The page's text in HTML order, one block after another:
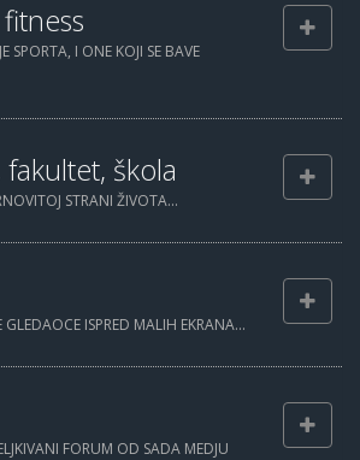
SPORTA, I ONE KOJI SE BAVE
fakultet, škola
STRANI ŽIVOTA...
GLEDAOCE ISPRED MALIH EKRANA...
FORUM OD SADA MEDJU